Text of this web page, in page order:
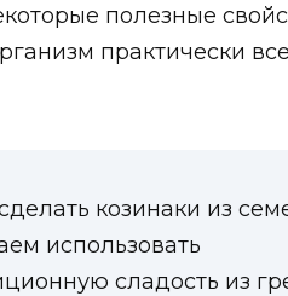
полезные
практически
козинаки из
использовать
сладость из